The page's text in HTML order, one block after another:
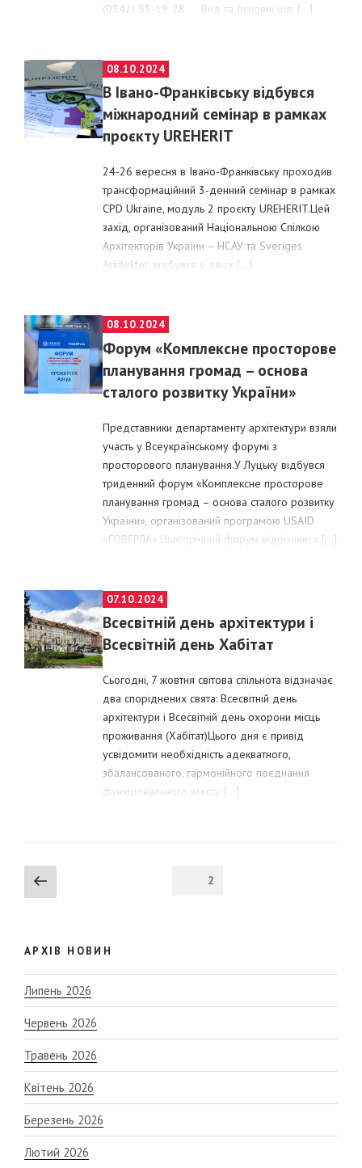
(0342) 53-19-28 Вид та основні цілі […]
POSTED
ON
08.10.2024
В Івано-Франківську відбувся
міжнародний семінар в рамках
проєкту UREHERIT
24-26 вересня в Івано-Франківську проходив
трансформаційний 3-денний семінар в рамках
CPD Ukraine, модуль 2 проєкту UREHERIT.Цей
захід, організований Національною Спілкою
Архітекторів України – НСАУ та Sveriges
Arkitekter, відбувся у двох […]
POSTED
ON
08.10.2024
Форум «Комплексне просторове
планування громад – основа
сталого розвитку України»
Представники департаменту архітектури взяли
участь у Всеукраїнському форумі з
просторового планування.У Луцьку відбувся
триденний форум «Комплексне просторове
планування громад – основа сталого розвитку
України», організований програмою USAID
«ГОВЕРЛА».Цьогорічний форум відрізнявся […]
POSTED
ON
07.10.2024
Всесвітній день архітектури і
Всесвітній день Хабітат
Сьогодні, 7 жовтня світова спільнота відзначає
два споріднених свята: Всесвітній день
архітектури і Всесвітній день охорони місць
проживання (Хабітат)Цього дня є привід
усвідомити необхідність адекватного,
збалансованого, гармонійного поєднання
функціонального вмісту […]
Навігація
записів
Previous
page
2
АРХІВ НОВИН
Липень 2026
Червень 2026
Травень 2026
Квітень 2026
Березень 2026
Лютий 2026